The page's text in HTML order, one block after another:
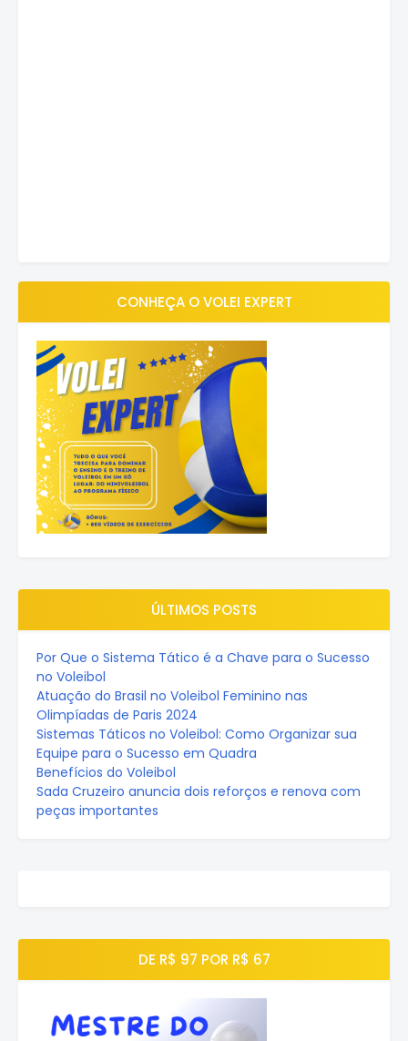
CONHEÇA O VOLEI EXPERT
ÚLTIMOS POSTS
Por Que o Sistema Tático é a Chave para o Sucesso
no Voleibol
Atuação do Brasil no Voleibol Feminino nas
Olimpíadas de Paris 2024
Sistemas Táticos no Voleibol: Como Organizar sua
Equipe para o Sucesso em Quadra
Benefícios do Voleibol
Sada Cruzeiro anuncia dois reforços e renova com
peças importantes
DE R$ 97 POR R$ 67